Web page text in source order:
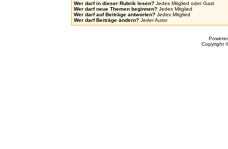
Wer darf in dieser Rubrik lesen? Jedes Mitglied oder Gast
Wer darf neue Themen beginnen? Jedes Mitglied
Wer darf auf Beiträge antworten? Jedes Mitglied
Wer darf Beiträge ändern? Jeder Autor
Copyright